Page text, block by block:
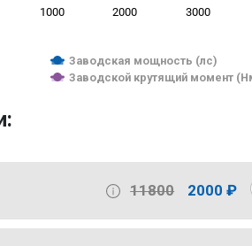
Заводская мощность (лс)
Заводской крутящий момент
1000 2000 3000
11800 2000 ₽